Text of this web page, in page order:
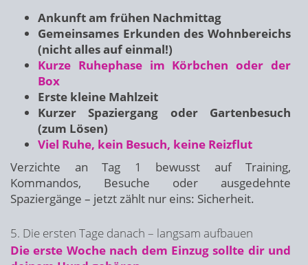
Ankunft am frühen Nachmittag
Gemeinsames Erkunden des Wohnbereichs
(nicht alles auf einmal!)
Kurze Ruhephase im Körbchen oder der
Box
Erste kleine Mahlzeit
Kurzer Spaziergang oder Gartenbesuch
(zum Lösen)
Viel Ruhe, kein Besuch, keine Reizflut
Verzichte an Tag 1 bewusst auf Training,
Kommandos, Besuche oder ausgedehnte
Spaziergänge – jetzt zählt nur eins: Sicherheit.
5. Die ersten Tage danach – langsam aufbauen
Die erste Woche nach dem Einzug sollte dir und